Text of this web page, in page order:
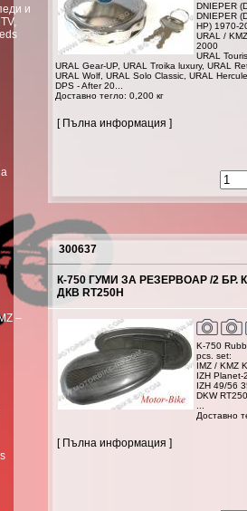
и
–
DNIEPER
DNIEPER
HP) 1970-
URAL /
2000
URAL
URAL Gear-UP, URAL Troika luxury, URAL
URAL Wolf, URAL Solo Classic, URAL
DPS - After 20...
Доставно тегло: 0,200 кг
[ Пълна информация ]
300637
К-750 ГУМИ ЗА РЕЗЕРВОАР /2 БР.
ДКВ RT250H
K-750
pcs. set:
IMZ / KMZ
IZH Planet-
IZH 49/56
DKW
Доставно
[ Пълна информация ]